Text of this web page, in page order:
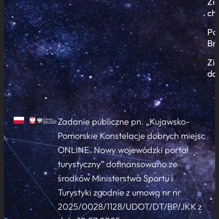
Zadanie publiczne pn. „Kujawsko-
Pomorskie Konstelacje dobrych miejsc
ONLINE. Nowy wojewódzki portal
turystyczny” dofinansowano ze
środków Ministerstwa Sportu i
Turystyki zgodnie z umową nr nr
2025/0028/1128/UDOT/DT/BP/JKK z